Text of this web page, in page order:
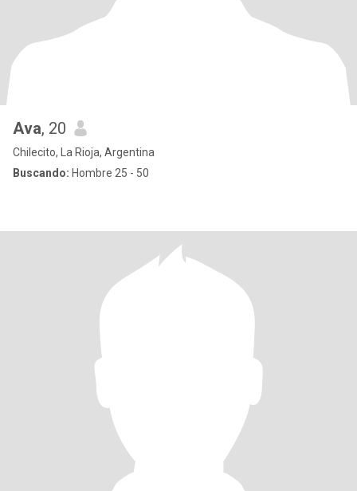
Ava, 20
Chilecito, La Rioja, Argentina
Buscando: Hombre 25 - 50